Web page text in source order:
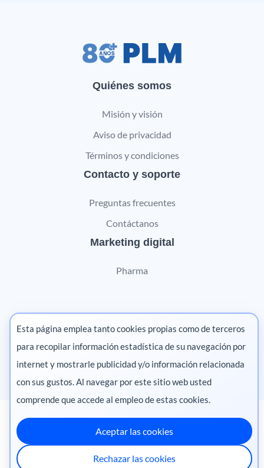
Quiénes somos
Misión y visión
Aviso de privacidad
Términos y condiciones
Contacto y soporte
Preguntas frecuentes
Contáctanos
Marketing digital
Pharma
Ecuador
Perú
Centroamérica·Chile
Esta página emplea tanto cookies propias como de terceros
para recopilar información estadística de su navegación por
internet y mostrarle publicidad y/o información relacionada
con sus gustos. Al navegar por este sitio web usted
comprende que accede al empleo de estas cookies.
Aceptar las cookies
Rechazar las cookies